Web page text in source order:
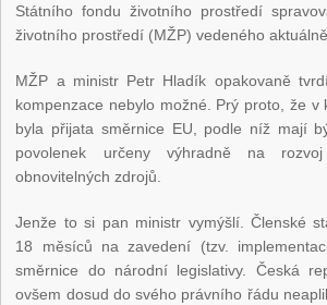
Státního fondu životního prostředí
životního prostředí (MŽP) vedeného
MŽP a ministr Petr Hladík opakovaně
kompenzace nebylo možné. Prý proto, že v
byla přijata směrnice EU, podle níž mají
povolenek určeny výhradně na
obnovitelných zdrojů.
Jenže to si pan ministr vymýšlí. Členské
18 měsíců na zavedení (tzv.
směrnice do národní legislativy. Česká
ovšem dosud do svého právního řádu